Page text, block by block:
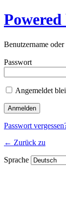
Benutzername
Passwort
Angemeldet
Passwort
← Zurück zu
Sprache